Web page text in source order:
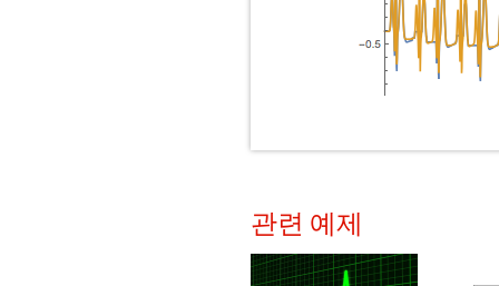
관련 예제